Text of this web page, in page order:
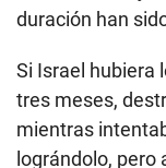
duración han
Si Israel hubiera
tres meses,
mientras
lográndolo, pero